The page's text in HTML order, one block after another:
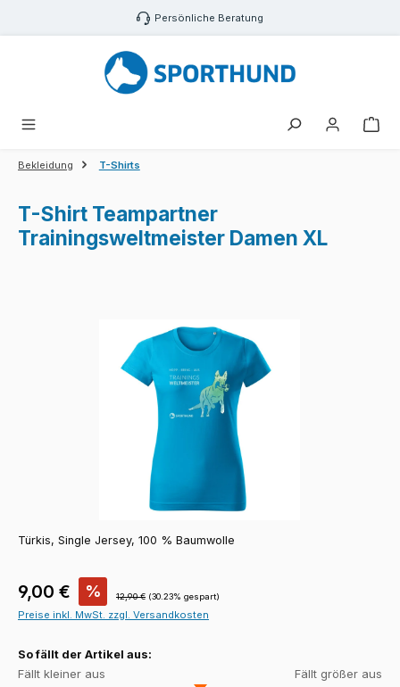
Zum Hauptinhalt springen Persönliche Beratung
Bekleidung T-Shirts
T-Shirt Teampartner
Trainingsweltmeister Damen XL
Türkis, Single Jersey, 100 % Baumwolle
Verkaufspreis:
9,00 € % Regulärer Preis:
12,90 € (30.23% gespart)
Preise inkl. MwSt. zzgl. Versandkosten
So fällt der Artikel aus:
Fällt kleiner aus Fällt größer aus